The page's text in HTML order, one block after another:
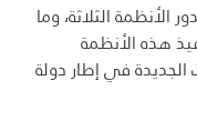
الأنظمة الثلاثة، وما
هذه الأنظمة
الجديدة في إطار دولة